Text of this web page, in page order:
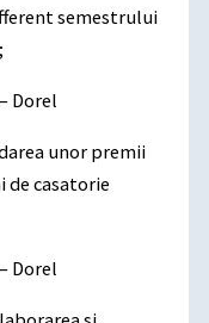
semestrului
Dorel
unor premii
de casatorie
Dorel